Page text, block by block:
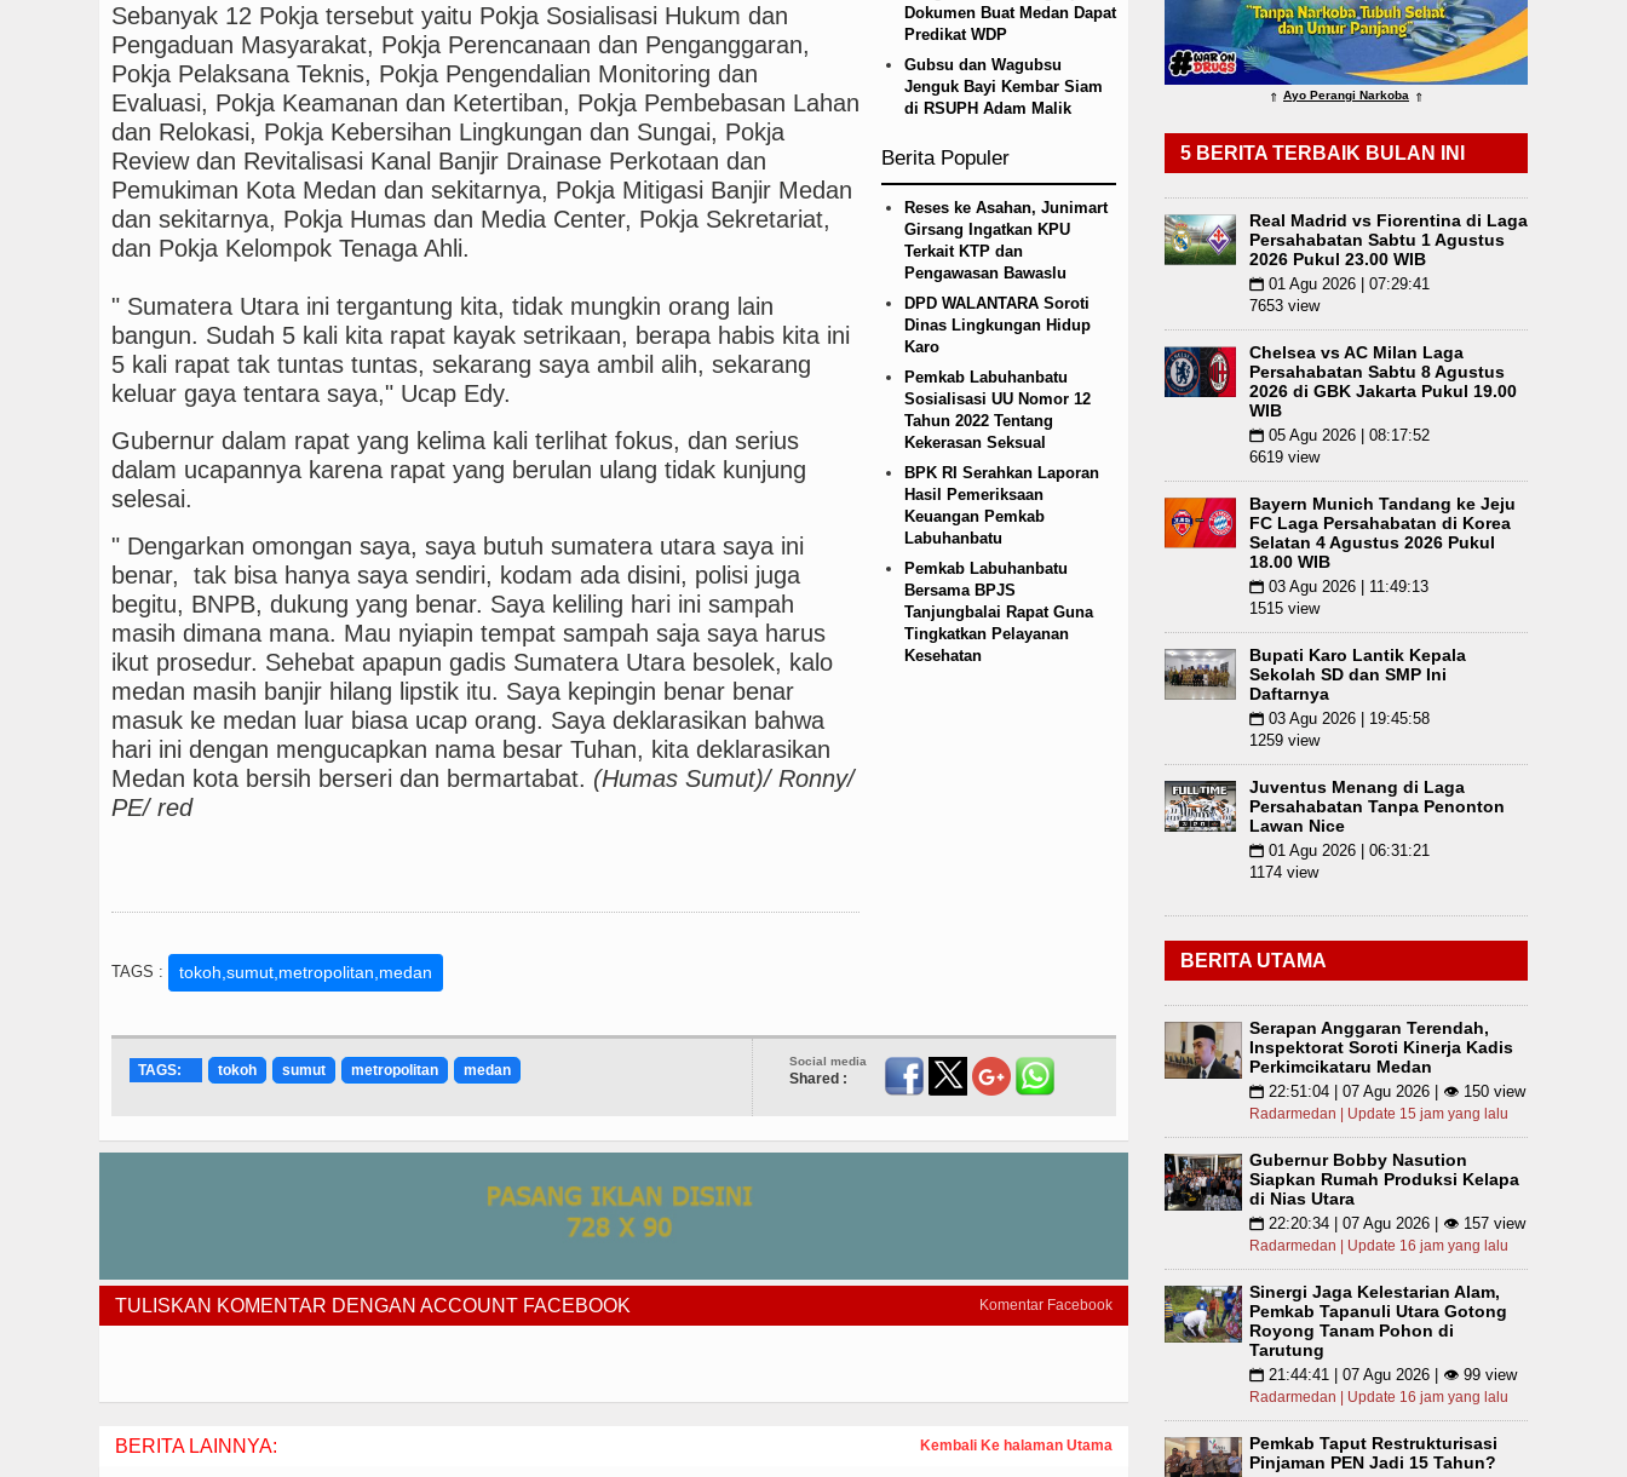
Manchester City vs Atletico Madrid Persahabatan di Seoul Minggu 9 Agustus 2026 Pukul 18.00 WIB Serapan Anggaran
Sinergi Jaga Kelestarian Alam, Pemkab Tapanuli Utara Gotong Royong Tanam Pohon di Tarutung
Sebanyak 12 Pokja tersebut yaitu Pokja Sosialisasi Hukum dan
Pengaduan Masyarakat, Pokja Perencanaan dan Penganggaran,
Pokja Pelaksana Teknis, Pokja Pengendalian Monitoring dan
Evaluasi, Pokja Keamanan dan Ketertiban, Pokja Pembebasan Lahan
dan Relokasi, Pokja Kebersihan Lingkungan dan Sungai, Pokja
Review dan Revitalisasi Kanal Banjir Drainase Perkotaan dan
Pemukiman Kota Medan dan sekitarnya, Pokja Mitigasi Banjir Medan
dan sekitarnya, Pokja Humas dan Media Center, Pokja Sekretariat,
dan Pokja Kelompok Tenaga Ahli.
" Sumatera Utara ini tergantung kita, tidak mungkin orang lain
bangun. Sudah 5 kali kita rapat kayak setrikaan, berapa habis kita ini
5 kali rapat tak tuntas tuntas, sekarang saya ambil alih, sekarang
keluar gaya tentara saya," Ucap Edy.
Gubernur dalam rapat yang kelima kali terlihat fokus, dan serius
dalam ucapannya karena rapat yang berulan ulang tidak kunjung
selesai.
" Dengarkan omongan saya, saya butuh sumatera utara saya ini
benar, tak bisa hanya saya sendiri, kodam ada disini, polisi juga
begitu, BNPB, dukung yang benar. Saya keliling hari ini sampah
masih dimana mana. Mau nyiapin tempat sampah saja saya harus
ikut prosedur. Sehebat apapun gadis Sumatera Utara besolek, kalo
medan masih banjir hilang lipstik itu. Saya kepingin benar benar
masuk ke medan luar biasa ucap orang. Saya deklarasikan bahwa
hari ini dengan mengucapkan nama besar Tuhan, kita deklarasikan
Medan kota bersih berseri dan bermartabat. (Humas Sumut)/ Ronny/
PE/ red
TAGS : tokoh,sumut,metropolitan,medan
Dokumen Buat Medan Dapat
Predikat WDP
Gubsu dan Wagubsu
Jenguk Bayi Kembar Siam
di RSUPH Adam Malik
Berita Populer
Reses ke Asahan, Junimart
Girsang Ingatkan KPU
Terkait KTP dan
Pengawasan Bawaslu
DPD WALANTARA Soroti
Dinas Lingkungan Hidup
Karo
Pemkab Labuhanbatu
Sosialisasi UU Nomor 12
Tahun 2022 Tentang
Kekerasan Seksual
BPK RI Serahkan Laporan
Hasil Pemeriksaan
Keuangan Pemkab
Labuhanbatu
Pemkab Labuhanbatu
Bersama BPJS
Tanjungbalai Rapat Guna
Tingkatkan Pelayanan
Kesehatan
Social media
Shared :
TAGS: tokoh sumut metropolitan medan
Komentar Facebook
TULISKAN KOMENTAR DENGAN ACCOUNT FACEBOOK
Kembali Ke halaman Utama
BERITA LAINNYA:
⇑ Ayo Perangi Narkoba ⇑
5 BERITA TERBAIK BULAN INI
Real Madrid vs Fiorentina di Laga
Persahabatan Sabtu 1 Agustus
2026 Pukul 23.00 WIB
📅 01 Agu 2026 | 07:29:41
7653 view
Chelsea vs AC Milan Laga
Persahabatan Sabtu 8 Agustus
2026 di GBK Jakarta Pukul 19.00
WIB
📅 05 Agu 2026 | 08:17:52
6619 view
Bayern Munich Tandang ke Jeju
FC Laga Persahabatan di Korea
Selatan 4 Agustus 2026 Pukul
18.00 WIB
📅 03 Agu 2026 | 11:49:13
1515 view
Bupati Karo Lantik Kepala
Sekolah SD dan SMP Ini
Daftarnya
📅 03 Agu 2026 | 19:45:58
1259 view
Juventus Menang di Laga
Persahabatan Tanpa Penonton
Lawan Nice
📅 01 Agu 2026 | 06:31:21
1174 view
BERITA UTAMA
Serapan Anggaran Terendah,
Inspektorat Soroti Kinerja Kadis
Perkimcikataru Medan
📅 22:51:04 | 07 Agu 2026 | 👁 150 view
Radarmedan | Update 15 jam yang lalu
Gubernur Bobby Nasution
Siapkan Rumah Produksi Kelapa
di Nias Utara
📅 22:20:34 | 07 Agu 2026 | 👁 157 view
Radarmedan | Update 16 jam yang lalu
Sinergi Jaga Kelestarian Alam,
Pemkab Tapanuli Utara Gotong
Royong Tanam Pohon di
Tarutung
📅 21:44:41 | 07 Agu 2026 | 👁 99 view
Radarmedan | Update 16 jam yang lalu
Pemkab Taput Restrukturisasi
Pinjaman PEN Jadi 15 Tahun?